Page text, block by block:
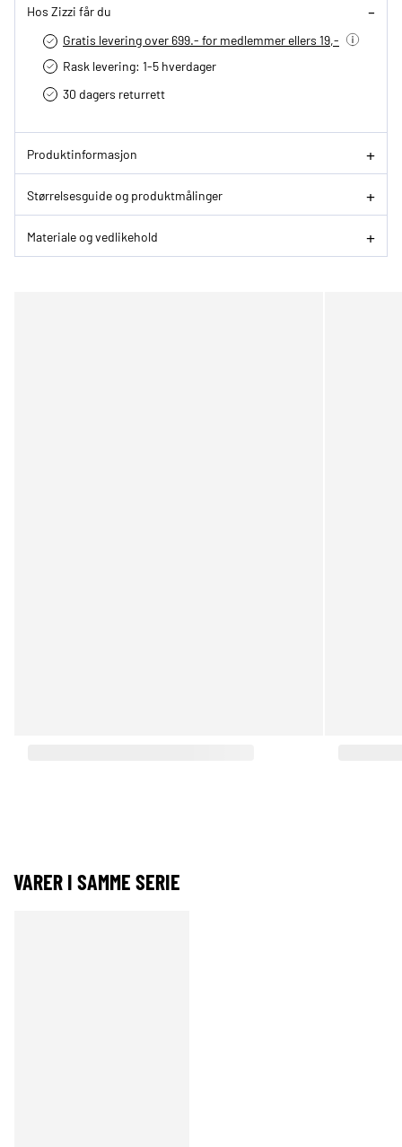
Hos Zizzi får du
Gratis levering over 699.- for medlemmer ellers 19,-
Rask levering: 1-5 hverdager
30 dagers returrett
Produktinformasjon
Størrelsesguide og produktmålinger
Materiale og vedlikehold
VARER I SAMME SERIE